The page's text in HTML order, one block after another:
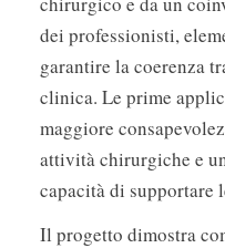
dei professionisti,
garantire la coerenza
clinica. Le prime
maggiore
attività chirurgiche e
capacità di supportare
Il progetto dimostra